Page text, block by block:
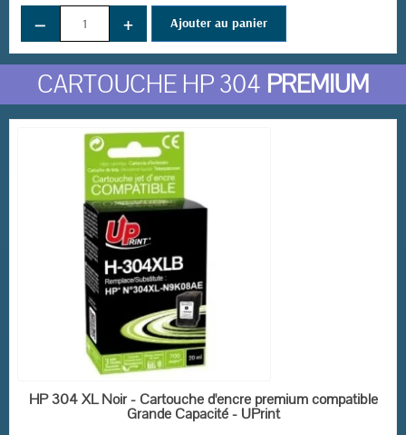
− + Ajouter au panier
CARTOUCHE HP 304 PREMIUM
EN STOCK
HP 304 XL Noir - Cartouche d'encre premium compatible
Grande Capacité - UPrint